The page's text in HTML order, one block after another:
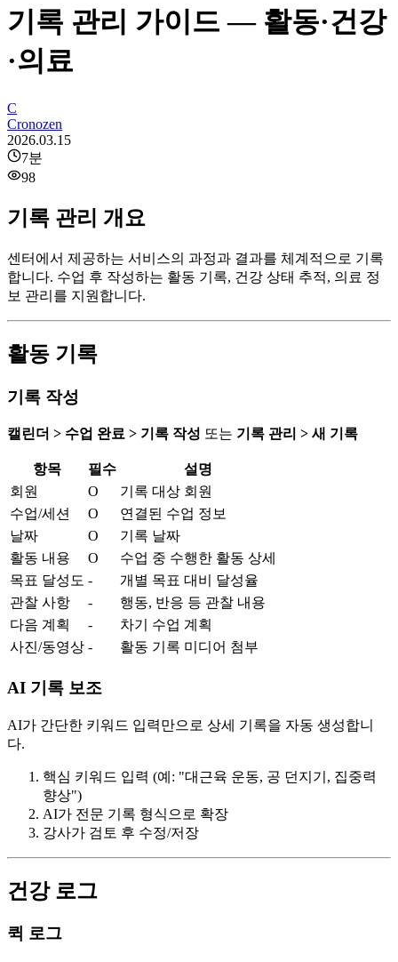
기록 관리 가이드 — 활동·건강
·의료
C
Cronozen
2026.03.15
7분
98
기록 관리 개요
센터에서 제공하는 서비스의 과정과 결과를 체계적으로 기록
합니다. 수업 후 작성하는 활동 기록, 건강 상태 추적, 의료 정
보 관리를 지원합니다.
활동 기록
기록 작성
캘린더 > 수업 완료 > 기록 작성 또는 기록 관리 > 새 기록
항목 필수
설명
회원
O
기록 대상 회원
수업/세션
O
연결된 수업 정보
날짜
O
기록 날짜
활동 내용
O
수업 중 수행한 활동 상세
목표 달성도 -
개별 목표 대비 달성율
관찰 사항
-
행동, 반응 등 관찰 내용
다음 계획
-
차기 수업 계획
사진/동영상 - 활동 기록 미디어 첨부
AI 기록 보조
AI가 간단한 키워드 입력만으로 상세 기록을 자동 생성합니
다.
핵심 키워드 입력 (예: "대근육 운동, 공 던지기, 집중력
향상")
AI가 전문 기록 형식으로 확장
강사가 검토 후 수정/저장
건강 로그
퀵 로그